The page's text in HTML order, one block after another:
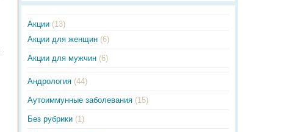
Акции (13)
Акции для женщин (6)
Акции для мужчин (6)
Андрология (44)
Аутоиммунные заболевания (15)
Без рубрики (1)